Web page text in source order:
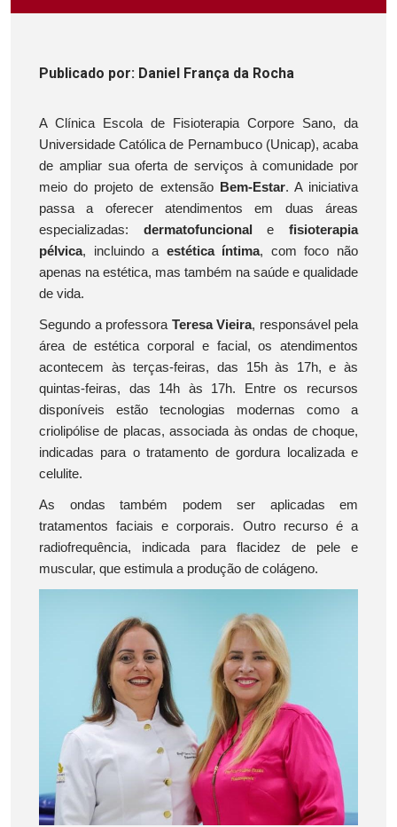
Publicado por: Daniel França da Rocha
A Clínica Escola de Fisioterapia Corpore Sano, da
Universidade Católica de Pernambuco (Unicap), acaba
de ampliar sua oferta de serviços à comunidade por
meio do projeto de extensão
Bem-Estar. A iniciativa
passa a oferecer atendimentos em duas áreas
especializadas: dermatofuncional efisioterapia
pélvica, incluindo a estética íntima, com foco não
apenas na estética, mas também na saúde e qualidade
de vida.
Segundo a professora Teresa Vieira, responsável pela
área de estética corporal e facial, os atendimentos
acontecem às terças-feiras, das 15h às 17h, e às
quintas-feiras, das 14h às 17h. Entre os recursos
disponíveis estão tecnologias modernas como a
criolipólise de placas, associada às ondas de choque,
indicadas para o tratamento de gordura localizada e
celulite.
As ondas também podem ser aplicadas em
tratamentos faciais e corporais. Outro recurso é a
radiofrequência, indicada para flacidez de pele e
muscular, que estimula a produção de colágeno.